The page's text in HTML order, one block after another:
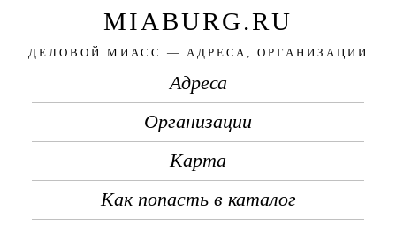
MIABURG.RU
ДЕЛОВОЙ МИАСС — АДРЕСА, ОРГАНИЗАЦИИ
Адреса
Организации
Карта
Как попасть в каталог